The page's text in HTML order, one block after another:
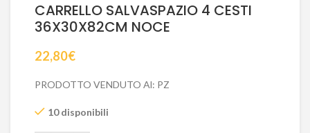
CARRELLO SALVASPAZIO 4 CESTI
36X30X82CM NOCE
22,80€
PRODOTTO VENDUTO Al: PZ
10 disponibili